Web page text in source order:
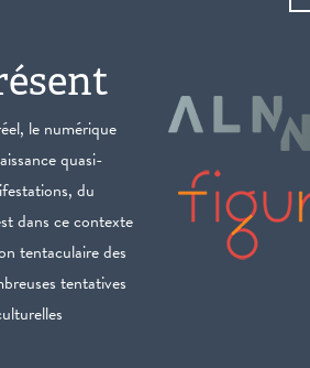
le numérique
quasi-
du
dans ce contexte
tentaculaire des
tentatives